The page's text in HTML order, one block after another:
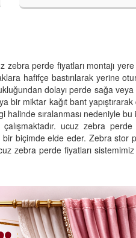
perde fiyatları montajı yere
hafifçe bastırılarak yerine
dolayı perde sağa
bir miktar kağıt bant
sıralanması nedeniyle bu
ucuz zebra
bir biçimde elde eder. Zebra
zebra perde fiyatları